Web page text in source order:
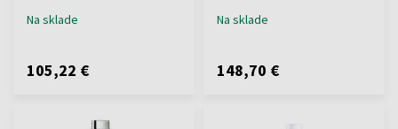
Na sklade
105,22 €
Na sklade
148,70 €